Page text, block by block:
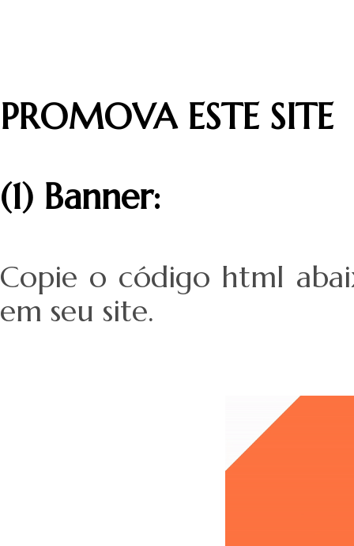
PROMOVA ESTE SITE
(1) Banner:
Copie o código html
em seu site.